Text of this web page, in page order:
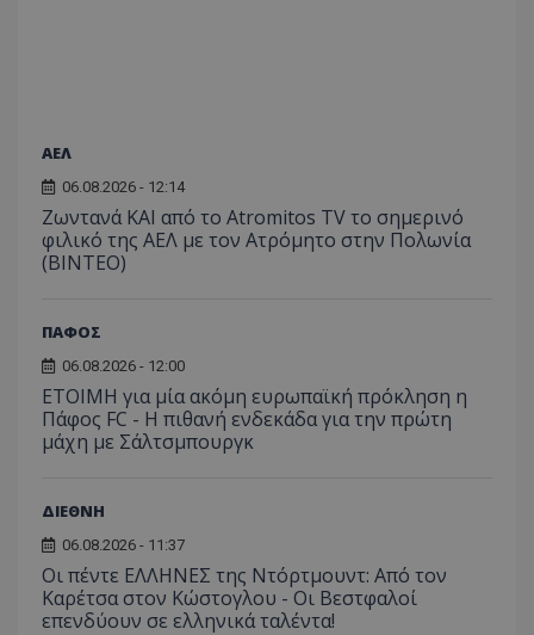
ΑΕΛ
06.08.2026 - 12:14
Ζωντανά ΚΑΙ από το Atromitos TV το σημερινό
φιλικό της ΑΕΛ με τον Ατρόμητο στην Πολωνία
(ΒΙΝΤΕΟ)
ΠΑΦΟΣ
06.08.2026 - 12:00
ΕΤΟΙΜΗ για μία ακόμη ευρωπαϊκή πρόκληση η
Πάφος FC - Η πιθανή ενδεκάδα για την πρώτη
μάχη με Σάλτσμπουργκ
ΔΙΕΘΝΗ
06.08.2026 - 11:37
Οι πέντε ΕΛΛΗΝΕΣ της Ντόρτμουντ: Από τον
Καρέτσα στον Κώστογλου - Οι Βεστφαλοί
επενδύουν σε ελληνικά ταλέντα!